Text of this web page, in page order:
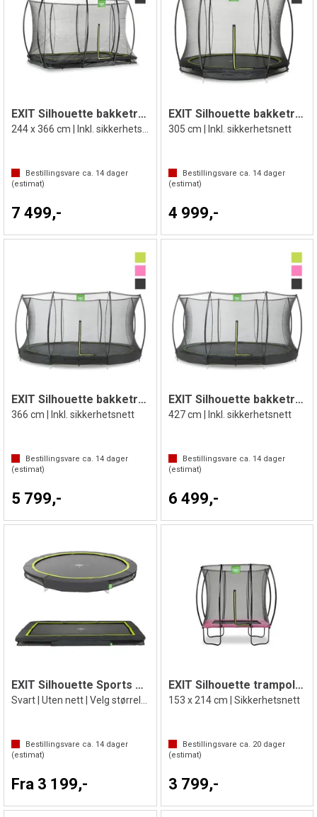
EXIT Silhouette bakketrampoline
Bestillingsvare ca. 14 dager
(estimat)
7 499,-
EXIT Silhouette bakketrampoline
305 cm | Inkl. sikkerhetsnett
Bestillingsvare ca. 14dager
(estimat)
4 999,-
EXIT Silhouette bakketrampoline
366 cm | Inkl. sikkerhetsnett
Bestillingsvare ca. 14 dager
(estimat)
5 799,-
EXIT Silhouette bakketrampoline
427 cm | Inkl. sikkerhetsnett
Bestillingsvare ca. 14dager
(estimat)
6 499,-
EXIT Silhouette Sports Bakketrampoline
Bestillingsvare ca. 14 dager
(estimat)
Fra 3 199,-
EXIT Silhouette trampoline
153 x 214 cm | Sikkerhetsnett
Bestillingsvare ca. 20dager
(estimat)
3 799,-